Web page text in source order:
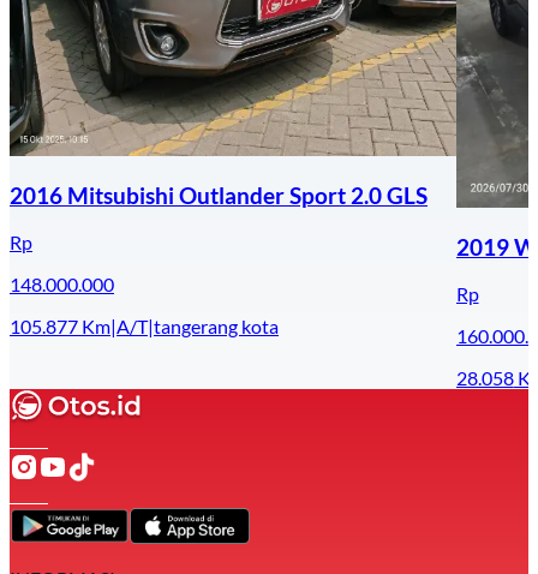
2016 Mitsubishi Outlander Sport 2.0 GLS
Rp
148.000.000
105.877 Km|A/T|tangerang kota
2019
Rp
28.058